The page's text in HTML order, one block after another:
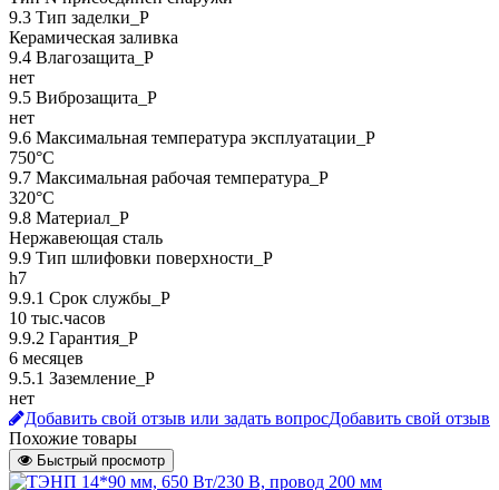
9.3 Тип заделки_Р
Керамическая заливка
9.4 Влагозащита_Р
нет
9.5 Виброзащита_Р
нет
9.6 Максимальная температура эксплуатации_Р
750°C
9.7 Максимальная рабочая температура_Р
320°C
9.8 Материал_Р
Нержавеющая сталь
9.9 Тип шлифовки поверхности_Р
h7
9.9.1 Срок службы_Р
10 тыс.часов
9.9.2 Гарантия_Р
6 месяцев
9.5.1 Заземление_P
нет
Добавить свой отзыв или задать вопросДобавить свой отзыв
Похожие товары
Быстрый просмотр